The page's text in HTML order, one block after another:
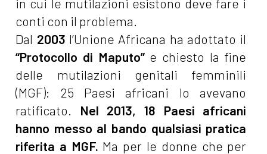
in cui le mutilazioni esistono deve fare i
conti con il problema.
Dal 2003 l’Unione Africana ha adottato il
“Protocollo di Maputo”e chiesto la fine
delle mutilazioni genitali femminili
(MGF): 25 Paesi africani lo avevano
ratificato. Nel 2013, 18 Paesi africani
hanno messo al bando qualsiasi pratica
riferita a MGF. Ma per le donne che per